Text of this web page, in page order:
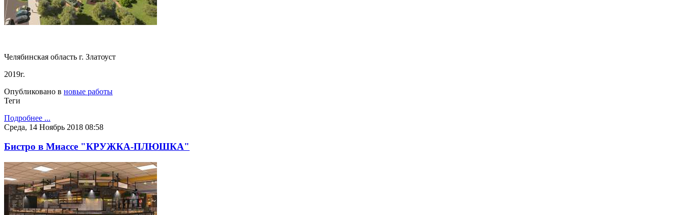
Челябинская область г. Златоуст
2019г.
Опубликовано в новые работы
Теги
Подробнее ...
Среда, 14 Ноябрь 2018 08:58
Бистро в Миассе "КРУЖКА-ПЛЮШКА"